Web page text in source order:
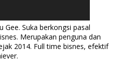
Gee. Suka berkongsi pasal
Merupakan penguna dan
2014. Full time bisnes, efektif